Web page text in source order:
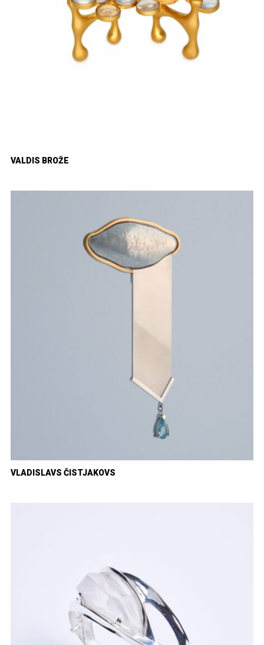
VALDIS BROŽE
VLADISLAVS ČISTJAKOVS